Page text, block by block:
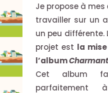
Je propose à mes
travailler sur un
un peu différente.
projet est la
l’album
Cet album
parfaitement